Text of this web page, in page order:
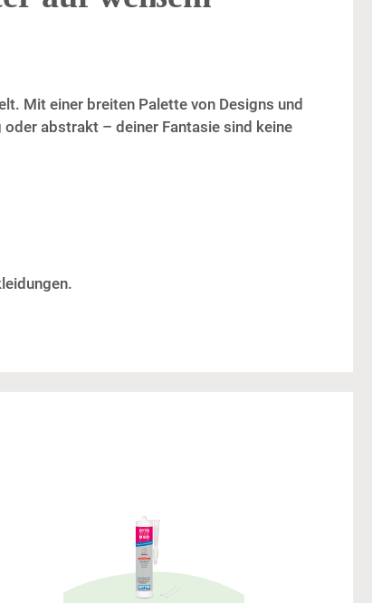
Mit einer breiten Palette von Designs und
abstrakt – deiner Fantasie sind keine